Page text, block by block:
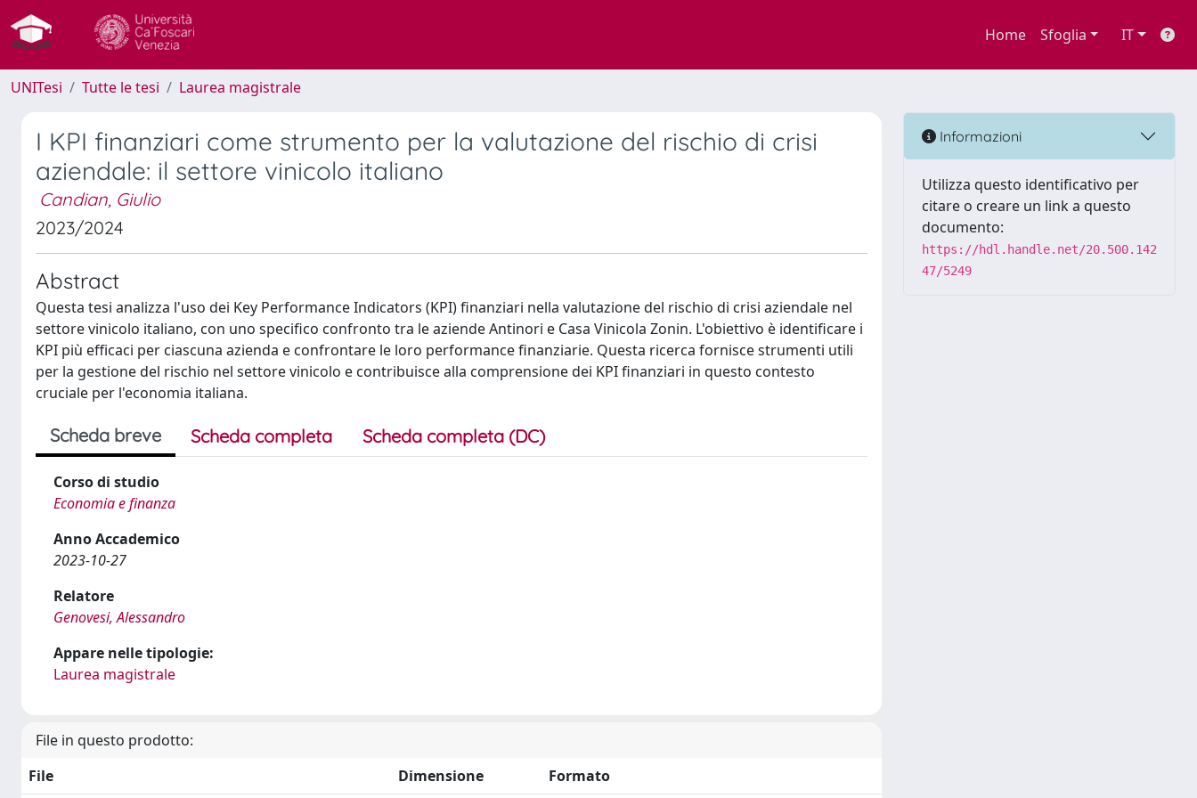
Home Sfoglia IT
UNITesi Tutte le tesi Laurea magistrale
I KPI finanziari come strumento per la valutazione del rischio di crisi
aziendale: il settore vinicolo italiano
Candian, Giulio
2023/2024
Abstract
Questa tesi analizza l'uso dei Key Performance Indicators (KPI) finanziari nella valutazione del rischio di crisi aziendale nel
settore vinicolo italiano, con uno specifico confronto tra le aziende Antinori e Casa Vinicola Zonin. L'obiettivo è identificare i
KPI più efficaci per ciascuna azienda e confrontare le loro performance finanziarie. Questa ricerca fornisce strumenti utili
per la gestione del rischio nel settore vinicolo e contribuisce alla comprensione dei KPI finanziari in questo contesto
cruciale per l'economia italiana.
Scheda breve Scheda completa Scheda completa (DC)
Corso di studio
Economia e finanza
Anno Accademico
2023-10-27
Relatore
Genovesi, Alessandro
Appare nelle tipologie:
Laurea magistrale
File in questo prodotto:
File
Dimensione Formato
Informazioni
Utilizza questo identificativo per
citare o creare un link a questo
documento:
https://hdl.handle.net/20.500.142
47/5249